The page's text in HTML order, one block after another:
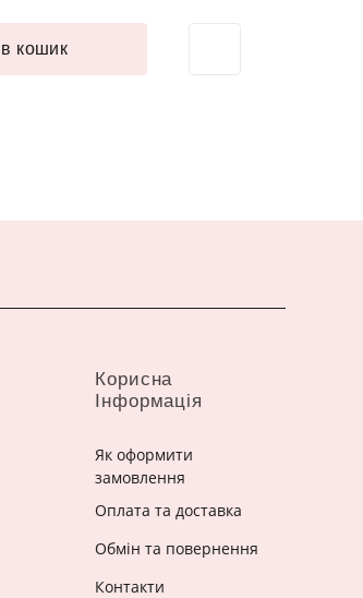
20 мм біла бронза кількість
кошик
Корисна
Інформація
Як оформити
замовлення
Оплата та доставка
Обмін та повернення
Контакти